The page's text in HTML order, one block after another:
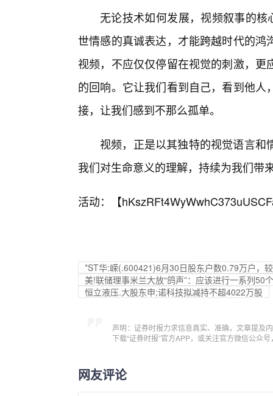
无论技术如何发展，视频叙事的核
世情感的真诚表达，才能跨越时代的
视频，不应仅仅停留在视觉的刺激，
的回响。它让我们看到自己，看到他
接，让我们感到不那么孤单。
视频，正是以其独特的视觉语言
我们对生命意义的理解，持续为我们带
活动：【
*ST华:嵘(.600421)6月30日股东户数0.79万户，
美!联储理事米兰大放“鸽声”：应该进行一系列50
恒立液压.大股东申;诺科技拟减持不超4022万股
声明：证券时报力求信息真实、准确，文章提及
下载“证券时报”官方APP，或关注官方微信公众
网友评论